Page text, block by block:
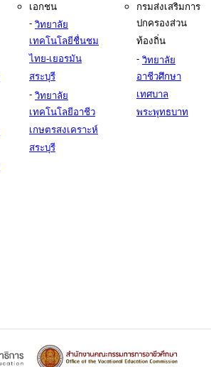
เอกชน
- วิทยาลัย
เทคโนโลยีชื่นชม
ไทย-เยอรมัน
สระบุรี
- วิทยาลัย
เทคโนโลยีอาชีว
เกษตรสงเคราะห์
สระบุรี
กรมส่งเสริมการ
ปกครองส่วน
ท้องถิ่น
- วิทยาลัย
อาชีวศึกษา
เทศบาล
พระพุทธบาท